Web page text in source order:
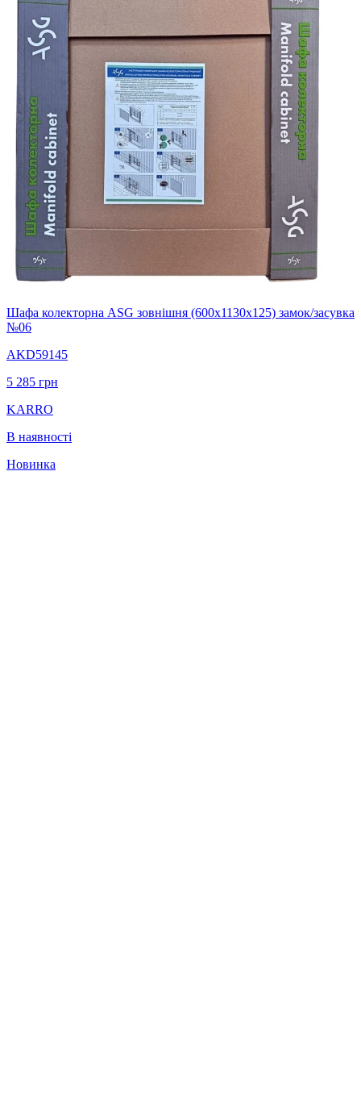
Шафа колекторна ASG зовнішня (600х1130х125) замок/засувка
№06
AKD59145
5 285 грн
KARRO
В наявності
Новинка